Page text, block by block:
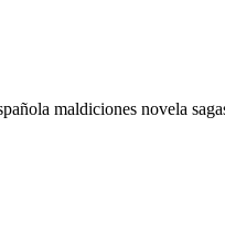
maldiciones novela